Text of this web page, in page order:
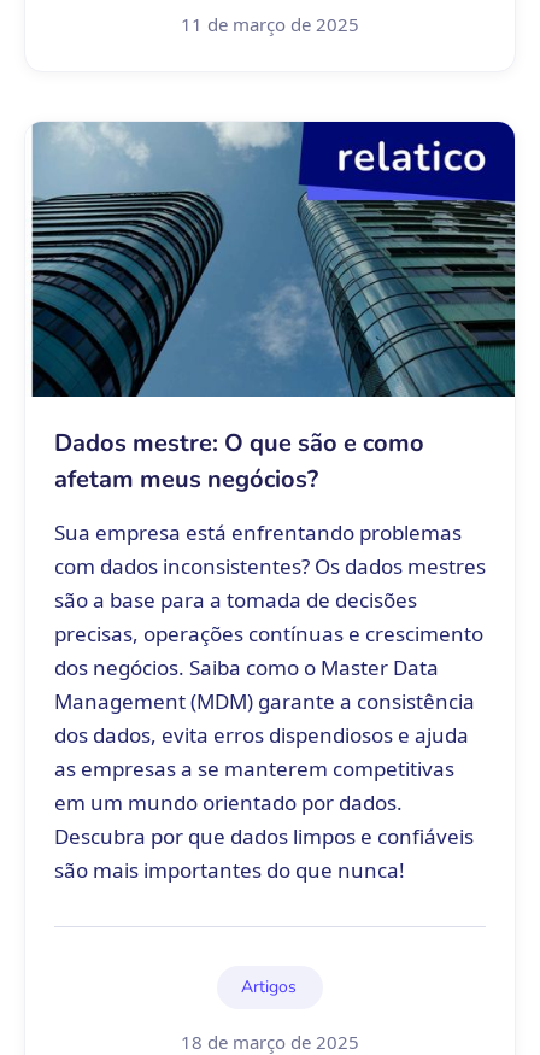
11 de março de 2025
Dados mestre: O que são e como
afetam meus negócios?
Sua empresa está enfrentando problemas
com dados inconsistentes? Os dados mestres
são a base para a tomada de decisões
precisas, operações contínuas e crescimento
dos negócios. Saiba como o Master Data
Management (MDM) garante a consistência
dos dados, evita erros dispendiosos e ajuda
as empresas a se manterem competitivas
em um mundo orientado por dados.
Descubra por que dados limpos e confiáveis
são mais importantes do que nunca!
Artigos
18 de março de 2025